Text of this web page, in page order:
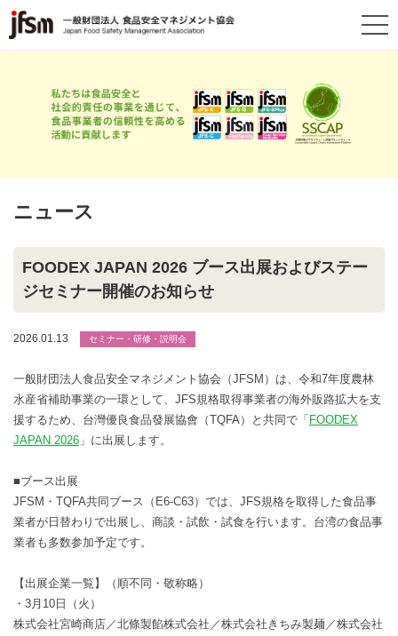
ニュース
FOODEX JAPAN 2026 ブース出展およびステー
ジセミナー開催のお知らせ
2026.01.13 セミナー・研修・説明会
一般財団法人食品安全マネジメント協会（JFSM）は、令和7年度農林
水産省補助事業の一環として、JFS規格取得事業者の海外販路拡大を支
援するため、台灣優良食品發展協會（TQFA）と共同で「 FOODEX
JAPAN 2026 」に出展します。
■ブース出展
JFSM・TQFA共同ブース（E6-C63）では、JFS規格を取得した食品事
業者が日替わりで出展し、商談・試飲・試食を行います。台湾の食品事
業者も多数参加予定です。
【出展企業一覧】（順不同・敬称略）
・3月10日（火）
株式会社宮崎商店／北條製餡株式会社／株式会社きちみ製麺／株式会社